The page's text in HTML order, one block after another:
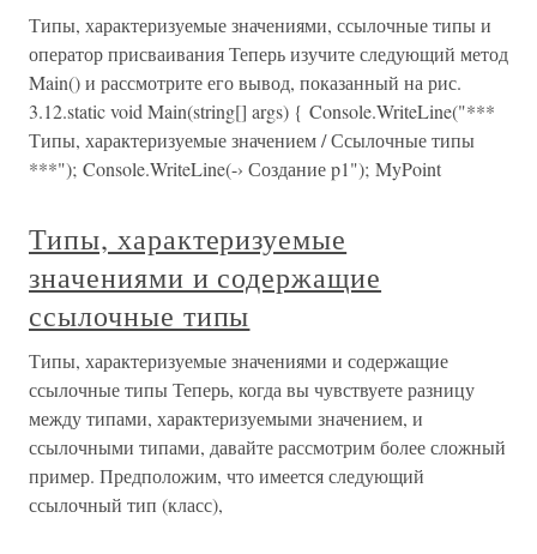
Типы, характеризуемые значениями, ссылочные типы и
оператор присваивания Теперь изучите следующий метод
Main() и рассмотрите его вывод, показанный на рис.
3.12.static void Main(string[] args) { Console.WriteLine("***
Типы, характеризуемые значением / Ссылочные типы
***"); Console.WriteLine(-› Создание p1"); MyPoint
Типы, характеризуемые
значениями и содержащие
ссылочные типы
Типы, характеризуемые значениями и содержащие
ссылочные типы Теперь, когда вы чувствуете разницу
между типами, характеризуемыми значением, и
ссылочными типами, давайте рассмотрим более сложный
пример. Предположим, что имеется следующий
ссылочный тип (класс),